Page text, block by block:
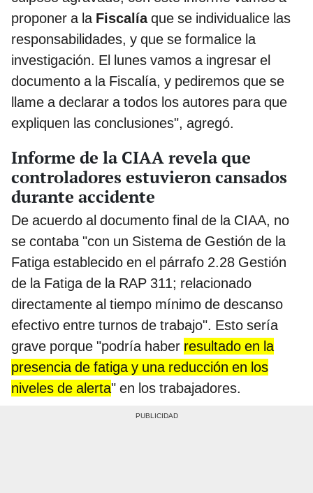
proponer a la Fiscalíaque se individualice las
responsabilidades, y que se formalice la
investigación. El lunes vamos a ingresar el
documento a la Fiscalía, y pediremos que se
llame a declarar a todos los autores para que
expliquen las conclusiones", agregó.
Informe de la CIAA revela que
controladores estuvieron cansados
durante accidente
De acuerdo al documento final de la CIAA, no
se contaba "con un Sistema de Gestión de la
Fatiga establecido en el párrafo 2.28 Gestión
de la Fatiga de la RAP 311; relacionado
directamente al tiempo mínimo de descanso
efectivo entre turnos de trabajo". Esto sería
grave porque "podría haber resultado en la
presencia de fatiga y una reducción en los
niveles de alerta" en los trabajadores.